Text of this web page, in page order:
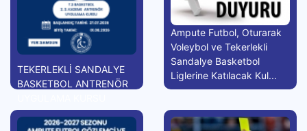
TEKERLEKLİ SANDALYE
BASKETBOL ANTRENÖR
Ampute Futbol, Oturarak
Voleybol ve Tekerlekli
Sandalye Basketbol
Liglerine Katılacak Kul...